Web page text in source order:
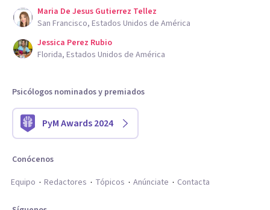
Maria De Jesus Gutierrez Tellez
San Francisco, Estados Unidos de América
Jessica Perez Rubio
Florida, Estados Unidos de América
Psicólogos nominados y premiados
PyM Awards 2024
Conócenos
Equipo
Redactores Tópicos Anúnciate Contacta